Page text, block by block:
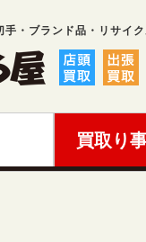
・ブランド品・リサイ
買取り